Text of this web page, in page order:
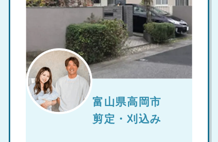
富山県高岡市
剪定・刈込み